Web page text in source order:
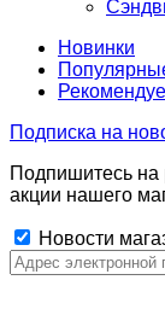
Новинки
Подписка на
Подпишитесь на
акции нашего
Новости